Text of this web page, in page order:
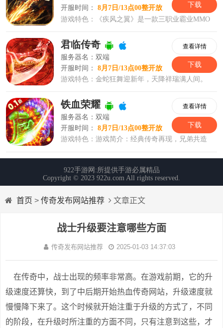
首页 > 传奇发布网站推荐 文章正文
战士升级要注意哪些方面
传奇发布网站推荐 2025-01-03 14:37:03
在传奇中，战士出现的频率非常高。在游戏前期，它的升
级速度还算快，到了中后期开始热血传奇网站，升级速度就
慢慢降下来了。这个时候就开始注重于升级的方式了，不同
的阶段，在升级时所注重的方面不同，只有注意到这些，才